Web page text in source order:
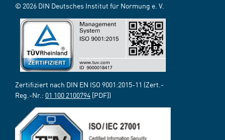
© 2026 DIN Deutsches Institut für Normung e. V.
Zertifiziert nach DIN EN ISO 9001:2015-11 (Zert.-
Reg.-Nr.: 01 100 2100794 [PDF])